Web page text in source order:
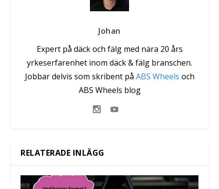
Johan
Expert på däck och fälg med nära 20 års
yrkeserfarenhet inom däck & fälg branschen.
Jobbar delvis som skribent på ABS Wheels och
ABS Wheels blog
RELATERADE INLÄGG